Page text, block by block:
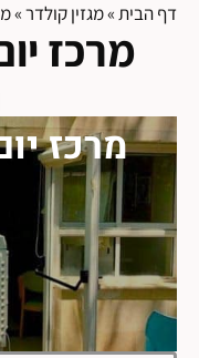
מרכז
מרכז
דף הבית»מגזין קולדר»